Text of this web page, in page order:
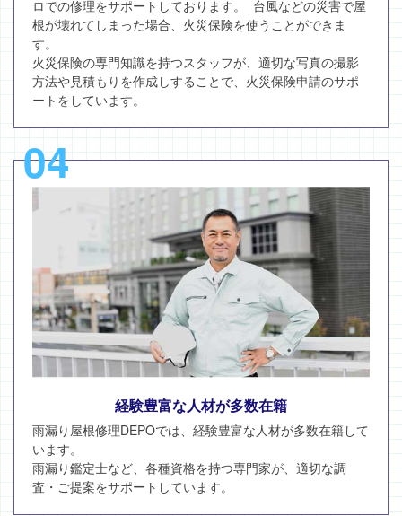
ロでの修理をサポートしております。 台風などの災害で屋
根が壊れてしまった場合、火災保険を使うことができま
す。
火災保険の専門知識を持つスタッフが、適切な写真の撮影
方法や見積もりを作成しすることで、火災保険申請のサポ
ートをしています。
04
経験豊富な人材が多数在籍
雨漏り屋根修理DEPOでは、経験豊富な人材が多数在籍して
います。
雨漏り鑑定士など、各種資格を持つ専門家が、適切な調
査・ご提案をサポートしています。